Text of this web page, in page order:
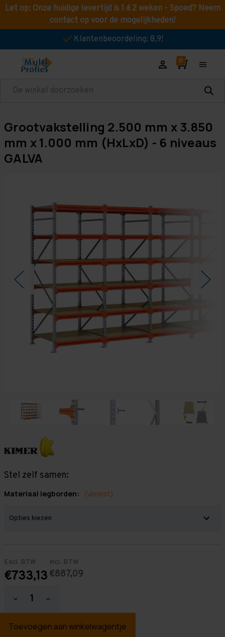
Let op: Onze huidige levertijd is 1 á 2 weken - Spoed? Neem
contact op voor de mogelijkheden!
Klantenbeoordeling: 8,9!
Zoeken
Grootvakstelling 2.500 mm x 3.850
mm x 1.000 mm (HxLxD) - 6 niveaus
GALVA
Stel zelf samen:
Materiaal legborden: (Vereist)
Excl. BTW
€733,13
Incl. BTW
€887,09
Hoeveelheid
verlagen
Grootvakstelling
Hoeveelheid
verhogen
Grootvakstelling